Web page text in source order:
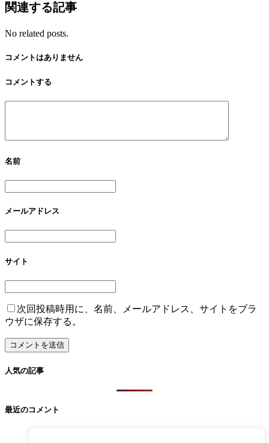
関連する記事
No related posts.
コメントはありません
コメントする
名前
メールアドレス
サイト
次回投稿時用に、名前、メールアドレス、サイトをブラ
ウザに保存する。
人気の記事
最近のコメント